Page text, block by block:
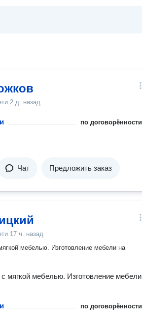
2 д. назад
по договорённости
Чат Предложить заказ
17 ч. назад
мебелью. Изготовление мебели на
мягкой мебелью. Изготовление мебели
по договорённости